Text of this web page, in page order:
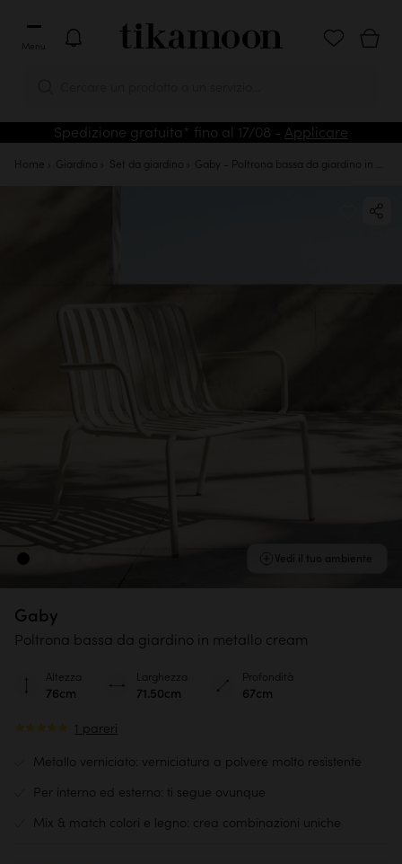
Menu
Spedizione gratuita* fino al 17/08 - Applicare
Vedi il tuo ambiente
Home Giardino Set da giardino Gaby - Poltrona bassa da giardino in metallo cream
Gaby
Poltrona bassa da giardino in metallo cream
1 pareri
Metallo verniciato: verniciatura a polvere molto resistente
Per interno ed esterno: ti segue ovunque
Mix & match colori e legno: crea combinazioni uniche
Altezza
76cm
Larghezza
71.50cm
Profondità
67cm